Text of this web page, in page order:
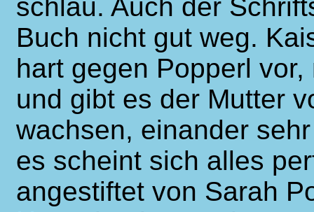
schlau. Auch der
Buch nicht gut weg.
hart gegen Popperl
und gibt es der Mutter
wachsen, einander
es scheint sich alles
angestiftet von Sarah